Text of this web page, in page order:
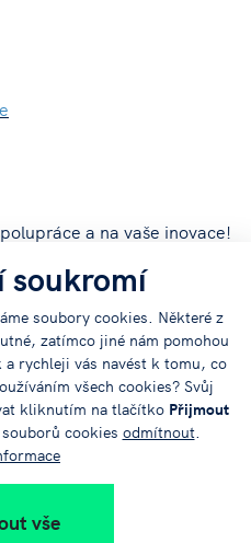
soukromí
soubory cookies. Některé z
zatímco jiné nám pomohou
rychleji vás navést k tomu, co
všech cookies? Svůj
kliknutím na tlačítko Přijmout
cookies odmítnout.
vše
a na vaše inovace!
parku.
vouchery realizuje